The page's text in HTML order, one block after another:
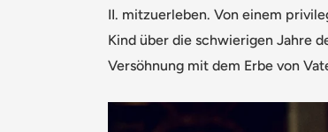
II. mitzuerleben. Von einem
Kind über die schwierigen Jahre
Versöhnung mit dem Erbe von